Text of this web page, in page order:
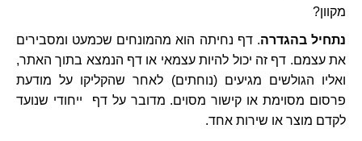
מקוון?
נתחיל בהגדרה. דף נחיתה הוא מהמונחים שכמעט ומסבירים
את עצמם. דף זה יכול להיות עצמאי או דף הנמצא בתוך האתר,
ואליו הגולשים מגיעים (נוחתים) לאחר שהקליקו על מודעת
פרסום מסוימת או קישור מסוים. מדובר על דף ייחודי שנועד
לקדם מוצר או שירות אחד.